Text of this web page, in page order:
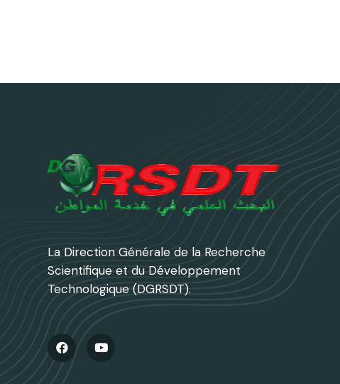
La Direction Générale de la Recherche
Scientifique et du Développement
Technologique (DGRSDT).